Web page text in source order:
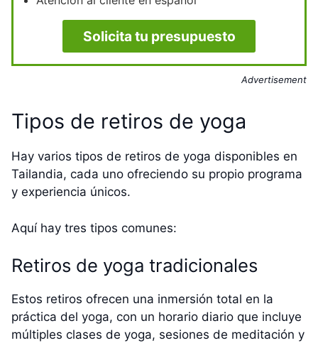
Solicita tu presupuesto
Advertisement
Tipos de retiros de yoga
Hay varios tipos de retiros de yoga disponibles en
Tailandia, cada uno ofreciendo su propio programa
y experiencia únicos.
Aquí hay tres tipos comunes:
Retiros de yoga tradicionales
Estos retiros ofrecen una inmersión total en la
práctica del yoga, con un horario diario que incluye
múltiples clases de yoga, sesiones de meditación y